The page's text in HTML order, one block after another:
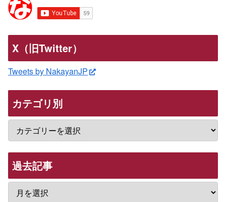
X（旧Twitter）
Tweets by NakayanJP
カテゴリ別
過去記事